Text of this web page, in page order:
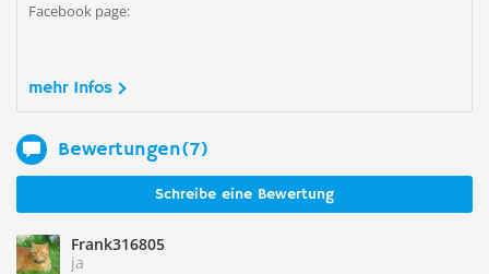
Facebook page:
mehr Infos
Bewertungen(7)
Schreibe eine Bewertung
Frank316805
ja